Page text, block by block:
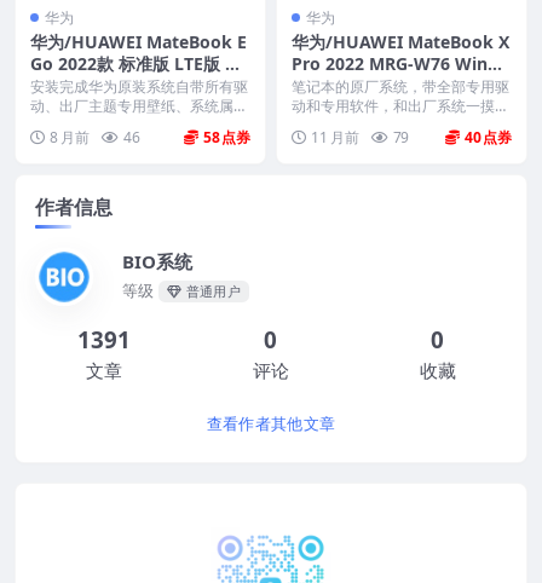
华为
华为/HUAWEI MateBook E
Go 2022款 标准版 LTE版 GK
-G56 GK-G58 原厂Win11 21
H2系统 工厂文件 带F10智能
还原
安装完成华为原装系统自带所有驱
动、出厂主题专用壁纸、系统属性
8 月前 46 58
华为
华为/HUAWEI MateBook X
Pro 2022 MRG-W76 Windo
ws 11家庭版 原厂oem系统
笔记本的原厂系统，带全部专用驱
动和专用软件，和出厂系统一摸一
11 月前 79 40
作者信息
BIO系统
等级 普通用户
1391
文章
0
评论
0
收藏
查看作者其他文章